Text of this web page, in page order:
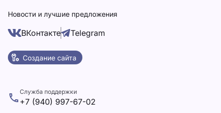
Новости и лучшие предложения
ВКонтакте Telegram
Создание сайта
Служба поддержки
+7 (940) 997-67-02